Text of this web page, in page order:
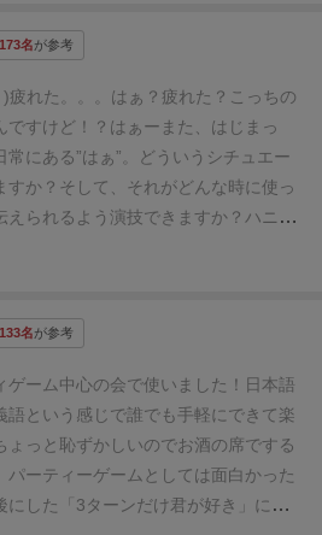
。 皆が1巡行い終わったら、正解発表
プレイヤーで予想を当てた数+自分の
れた人の数＝今回の得点になります。
ムを何度も行っていくゲームになりま
ーム待っていました。「『はぁ？』
」はもとから良いゲームだとは思って
っかりとしたコンポーネントで何度も
って活お題の種類もかなり増えまし
たりのお題もあればギャグ的な要素も
ームにルールをとやかく言うのは場違
ームは８つの選択肢から、誰がどれを
していくゲーム進行で、既に使った選
使うことができません。その点は「あ
ところで使ってしまった」という後悔
しくはあるのですけど。8人プレーの
やると得点チップが確実に不足しま
173名が参考
疲れた。。。 はぁ？疲れた？こっちの
ですけど！？ はぁーまた、はじまっ
常にある”はぁ”。どういうシチュエー
すか？ そして、それがどんな時に使っ
えられるよう演技できますか？ ハニカ
”とか言われたら勘違いなんて。。。
ね！(ツンデレうざｗ)
にはハードルが高い単語があるのもま
133名が参考
ゲーム中心の会で使いました！日本語
語という感じで誰でも手軽にできて楽
ょっと恥ずかしいのでお酒の席でする
パーティーゲームとしては面白かった
にした「3ターンだけ君が好き」に比